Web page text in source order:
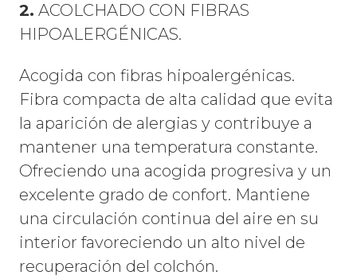
2. ACOLCHADO CON FIBRAS
HIPOALERGÉNICAS.
Acogida con fibras hipoalergénicas.
Fibra compacta de alta calidad que evita
la aparición de alergias y contribuye a
mantener una temperatura constante.
Ofreciendo una acogida progresiva y un
excelente grado de confort. Mantiene
una circulación continua del aire en su
interior favoreciendo un alto nivel de
recuperación del colchón.